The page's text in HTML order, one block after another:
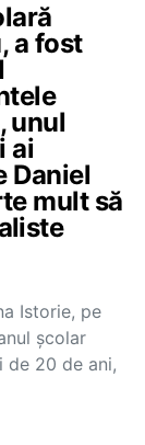
a fost
unul
ai
Daniel
mult să
Istorie, pe
școlar
de 20 de ani,